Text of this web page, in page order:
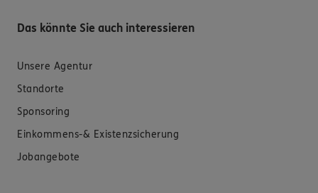
Das könnte Sie auch interessieren
Unsere Agentur
Standorte
Sponsoring
Einkommens-& Existenzsicherung
Jobangebote